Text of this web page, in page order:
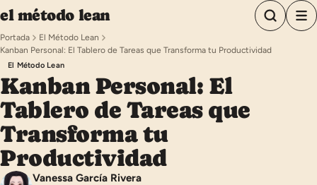
Saltar al contenido
el método lean
Portada
El Método Lean
Kanban Personal: El Tablero de Tareas que Transforma tu Productividad
El Método Lean
Kanban Personal: El
Tablero de Tareas que
Transforma tu
Productividad
Vanessa García Rivera